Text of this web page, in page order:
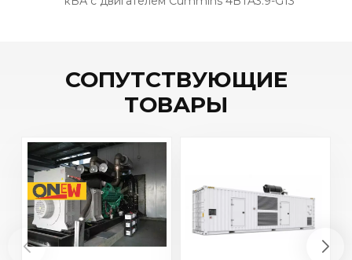
СОПУТСТВУЮЩИЕ
ТОВАРЫ